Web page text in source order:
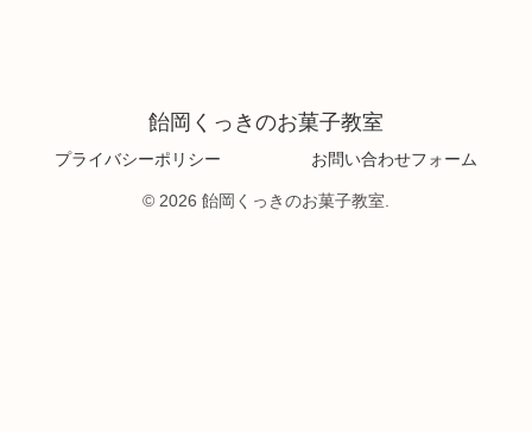
飴岡くっきのお菓子教室
プライバシーポリシー お問い合わせフォーム
© 2026 飴岡くっきのお菓子教室.